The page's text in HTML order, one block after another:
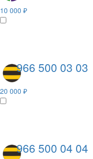
10 000 ₽
966 500 03 03
20 000 ₽
966 500 04 04